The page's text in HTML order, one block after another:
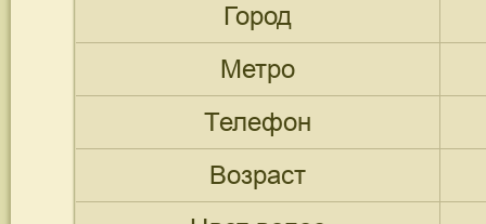
Город
Метро
Телефон
Возраст